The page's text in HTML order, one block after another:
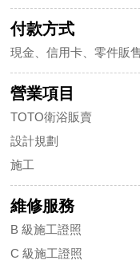
付款方式
現金、信用卡、零件販
營業項目
TOTO衛浴販賣
設計規劃
施工
維修服務
B 級施工證照
C 級施工證照